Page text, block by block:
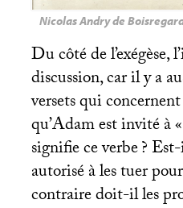
Nicolas Andry de
Du côté de
discussion, car il y a
versets qui
qu’Adam est invité à «
signifie ce verbe?
autorisé à les tuer
contraire doit-il les